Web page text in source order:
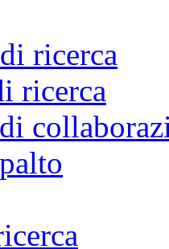
ricerca
ricerca